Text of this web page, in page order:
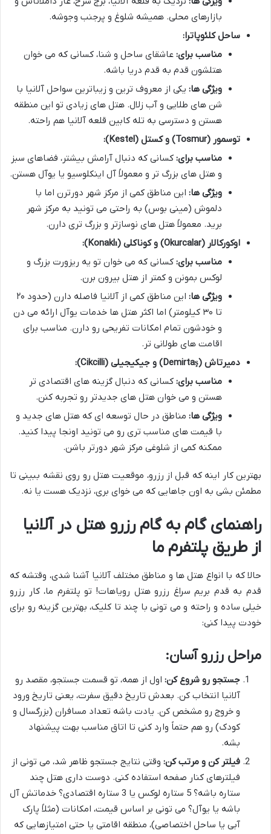
بازارهای محلی. همیشه شلوغ و پرجنب وجوشه.
ساحل کلئوپاترا:
مناسب برای: عاشقای ساحل و شنا، کسانی که می خوان
هتلشون قدم به قدم دریا باشه.
ویژگی ها: یکی از معروف ترین و زیباترین سواحل آلانیا با
شن های طلایی و آب زلال. هتل های زیادی تو این منطقه
هستن و دسترسی به تله کابین قلعه آلانیا هم راحته.
توسمور (Tosmur) و کستل (Kestel):
مناسب برای: کسانی که دنبال آرامش بیشتر، فضاهای سبز
و هتل های بزرگ تر و معمولاً آل اینکلوسیو یا یوآل هستن.
ویژگی ها: این مناطق کمی از مرکز شهر دورترن اما با
دلموش (مینی بوس) به راحتی می تونید به مرکز شهر
برید. معمولاً هتل های نوسازتر و بزرگ تری دارن.
اوکورکالار (Okurcalar) و کوناکلی (Konaklı):
مناسب برای: کسانی که می خوان تو یه ریزورت بزرگ و
لوکس بمونن و کمتر از هتل بیرون برن.
ویژگی ها:
این مناطق کمی از آلانیا فاصله دارن (حدود ۲۰
تا ۳۰ کیلومتر) اما اکثر هتل ها خدمات یوآل ارائه می دن
و خودشون تمام امکانات تفریحی رو دارن. مناسب برای
اقامت های طولانی تر.
دمیرتاش (Demirtaş) و جیکیجیلی (Cikcilli):
مناسب برای: کسانی که دنبال گزینه های اقتصادی تر
هستن و می خوان هتل های جدیدتر رو تجربه کنن.
ویژگی ها: مناطق در حال توسعه ای که هتل های جدید و
با قیمت های مناسب تری رو می تونید اونجا پیدا کنید.
ممکنه کمی از شلوغی مرکز شهر دورتر باشن.
بهترین کار اینه که قبل از رزرو، موقعیت هتل رو روی نقشه ببینی تا
مطمئن بشی به اون جاهایی که می خوای بری، نزدیک هست یا نه.
راهنمای گام به گام رزرو هتل در آلانیا
از طریق پلتفرم ما
حالا که با انواع هتل ها و مناطق مختلف آلانیا آشنا شدی، وقتشه که
قدم به قدم بریم سراغ رزرو هتل رویاهات! تو پلتفرم ما، کار رزرو
خیلی ساده و راحته و می تونی با چند تا کلیک، بهترین گزینه رو برای
خودت پیدا کنی:
مراحل رزرو آسان:
جستجو رو شروع کن: اول از همه، تو قسمت جستجو، مقصد رو
آلانیا انتخاب کن. بعدش تاریخ دقیق سفرت، یعنی تاریخ ورود
و خروج رو مشخص کن. یادت باشه تعداد مسافران (بزرگسال و
کودک) رو هم حتماً وارد کنی تا اتاق مناسب بهت پیشنهاد
بشه.
فیلتر کن و مرتب کن: وقتی نتایج جستجو ظاهر شد، می تونی از
فیلترهای کنار صفحه استفاده کنی. دوست داری هتل چند
ستاره باشه؟ 5 ستاره لوکس یا 3 ستاره اقتصادی؟ خدماتش آل
باشه یا یوآل؟ می تونی بر اساس قیمت، امکانات (مثلاً پارک
آبی یا ساحل اختصاصی)، منطقه اقامتی یا حتی امتیازهایی که